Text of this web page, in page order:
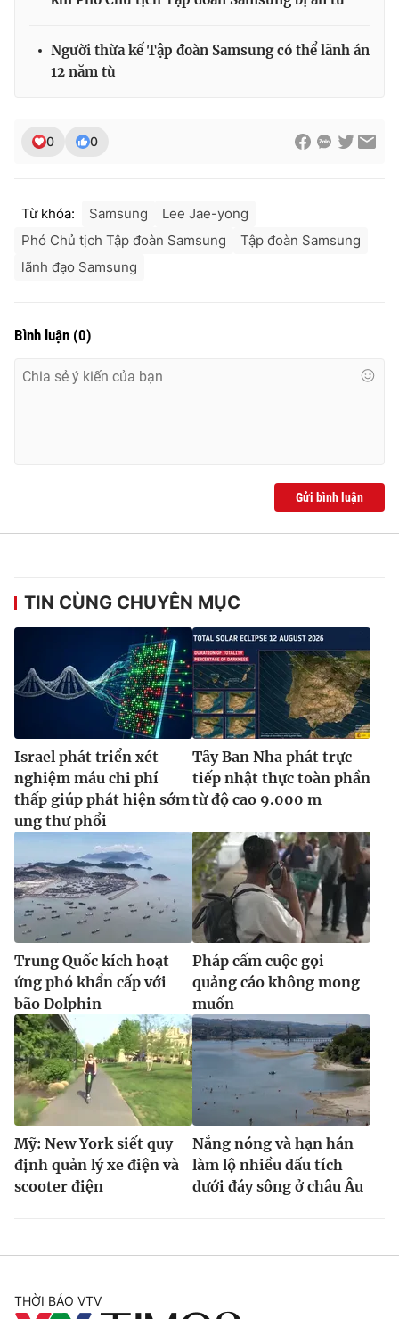
Cơ quan chủ quản:Đài Truyền hình Việt Nam
Cơ quan báo chí:Thời báo VTV
Giấy phép hoạt động báo in và báo điện tử số 483/GP-BTTTT
Phó Tổng Biên tập:
Tổng đài VTV:024.38 355 931 - 024.38 355 932
® Cấm sao chép dưới mọi hình thức nếu không có sự chấp
thuận bằng văn bản. Ghi rõ nguồn VTV.vn khi phát hành lại
thông tin từ website này.
Người thừa kế Tập đoàn Samsung có thể lãnh án
12 năm tù
0 0
Từ khóa: Samsung
Lee Jae-yong
Phó Chủ tịch Tập đoàn Samsung
Tập đoàn Samsung
lãnh đạo Samsung
Bình luận (0)
Gửi bình luận
TIN CÙNG CHUYÊN MỤC
Israel phát triển xét
nghiệm máu chi phí
thấp giúp phát hiện sớm
ung thư phổi
Tây Ban Nha phát trực
tiếp nhật thực toàn phần
từ độ cao 9.000 m
Trung Quốc kích hoạt
ứng phó khẩn cấp với
bão Dolphin
Pháp cấm cuộc gọi
quảng cáo không mong
muốn
Mỹ: New York siết quy
định quản lý xe điện và
scooter điện
Nắng nóng và hạn hán
làm lộ nhiều dấu tích
dưới đáy sông ở châu Âu
THỜI BÁO VTV